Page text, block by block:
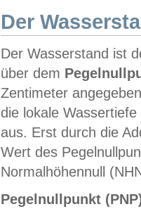
Der
Der Wasserstand ist
über dem
Zentimeter
die lokale
aus. Erst durch die
Wert des
Normalhöhennull
Pegelnullpunkt